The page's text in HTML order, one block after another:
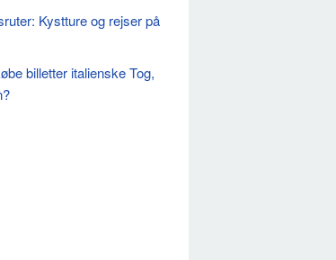
Kystture og rejser på
billetter italienske Tog,